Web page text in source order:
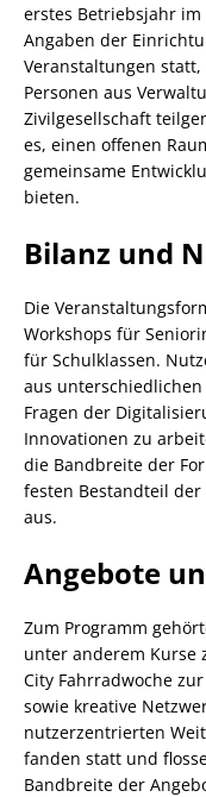
erstes Betriebsjahr im
Angaben der
Veranstaltungen
Personen aus
Zivilgesellschaft
es, einen offenen
gemeinsame
bieten.
Bilanz und
Die
Workshops für
für Schulklassen.
aus
Fragen der
Innovationen zu
die Bandbreite der
festen Bestandteil
aus.
Angebote
Zum Programm
unter anderem Kurse
City Fahrradwoche
sowie kreative
nutzerzentrierten
fanden statt und
Bandbreite der